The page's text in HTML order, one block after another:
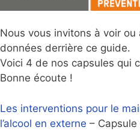
Nous vous invitons à voir
données derrière ce guide.
Voici 4 de nos capsules qui
Bonne écoute !
Les interventions pour le
l’alcool en externe – Capsule